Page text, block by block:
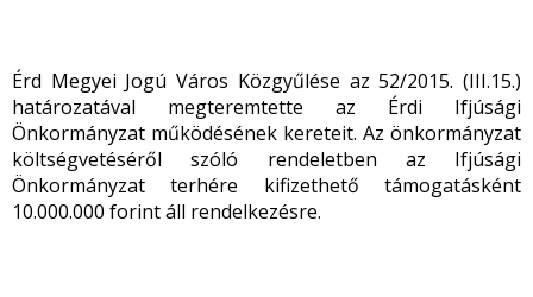
Érd Megyei Jogú Város Közgyűlése az 52/2015. (III.15.)
határozatával megteremtette az Érdi Ifjúsági
Önkormányzat működésének kereteit. Az önkormányzat
költségvetéséről szóló rendeletben az Ifjúsági
Önkormányzat terhére kifizethető támogatásként
10.000.000 forint áll rendelkezésre.